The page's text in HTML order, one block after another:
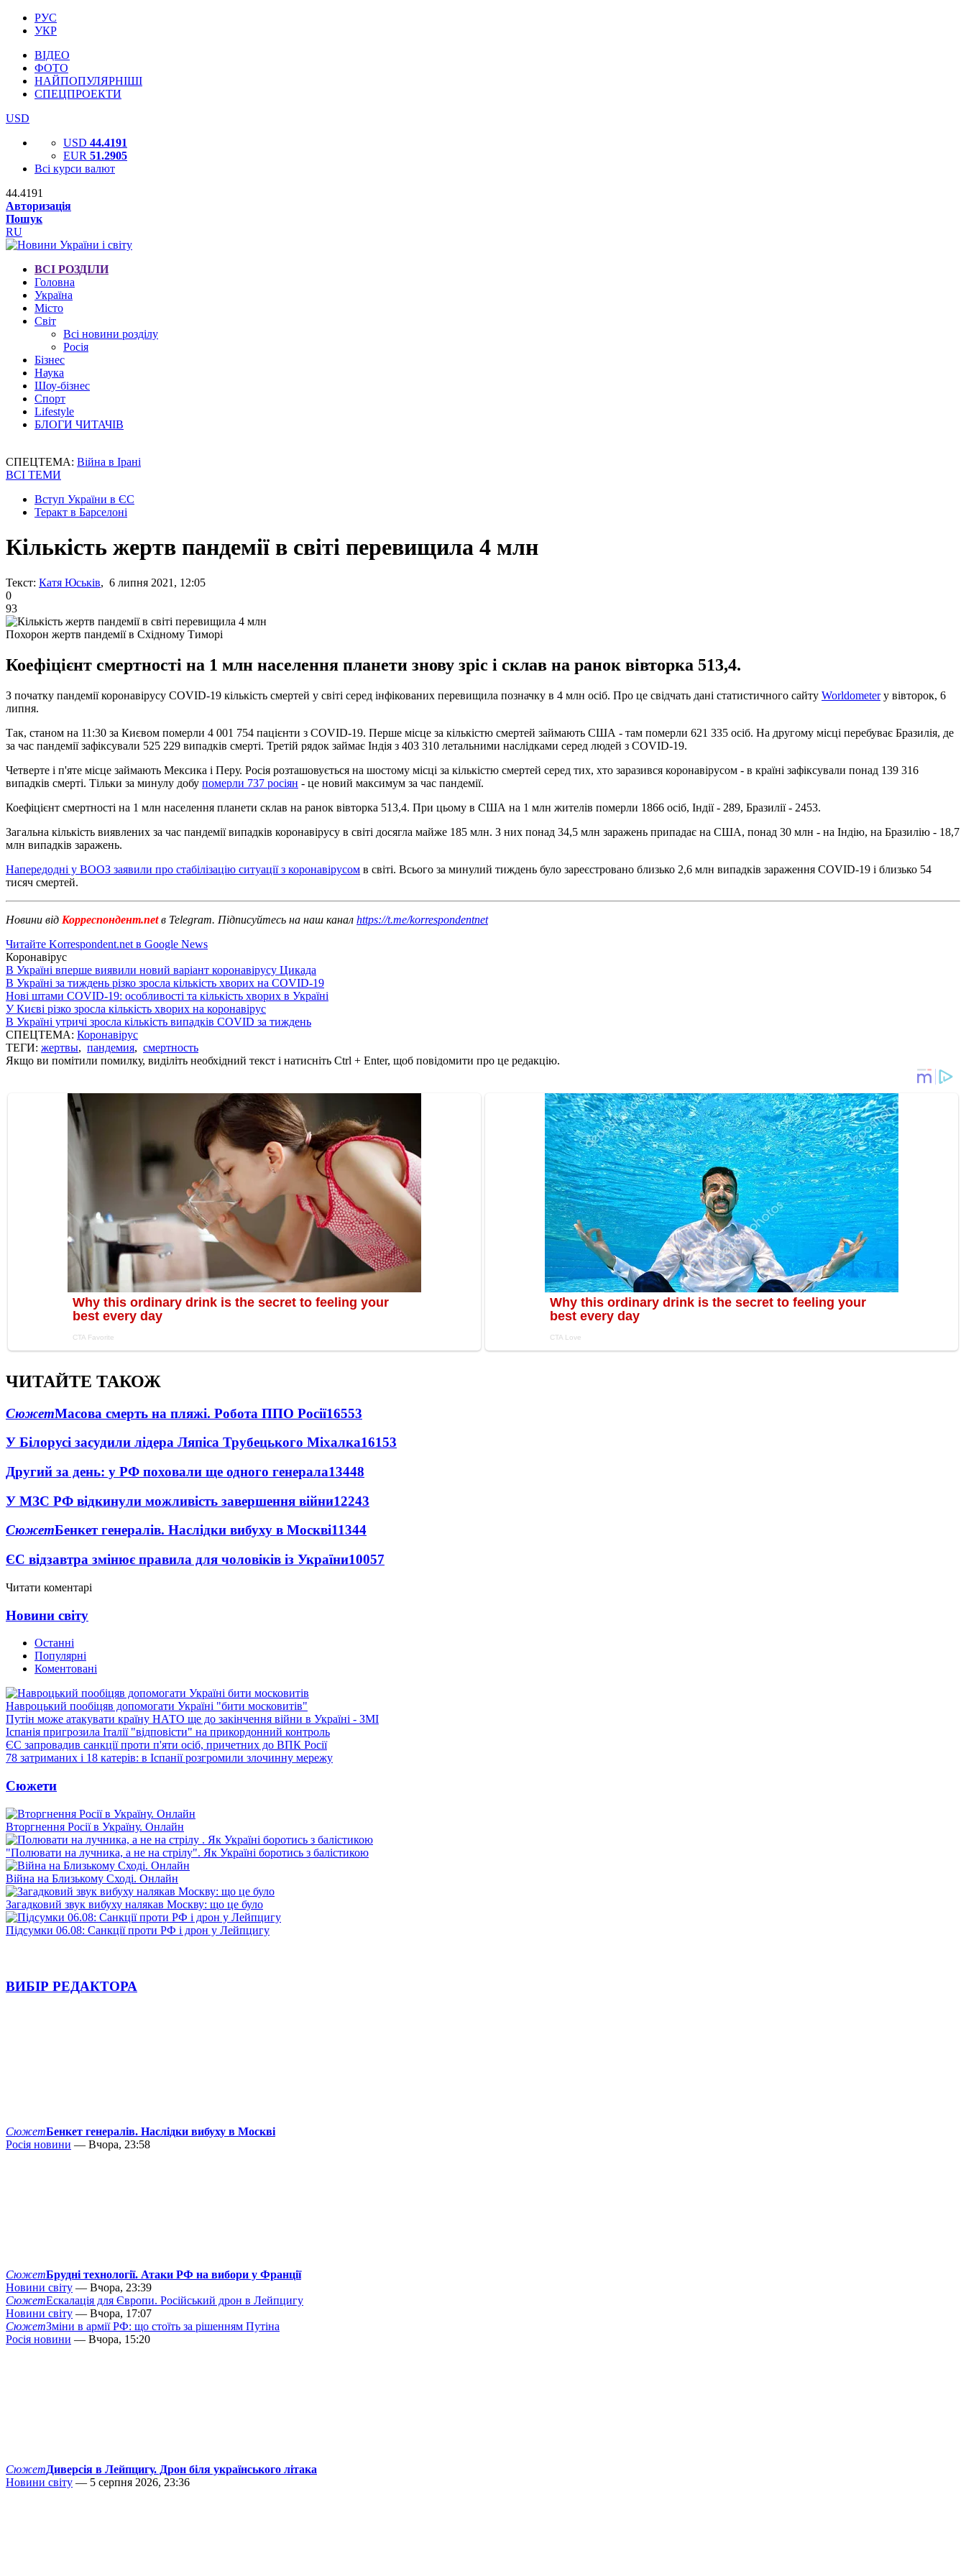
РУС
УКР
ВІДЕО
ФОТО
НАЙПОПУЛЯРНІШІ
СПЕЦПРОЕКТИ
USD
USD 44.4191
EUR 51.2905
Всі курси валют
44.4191
Авторизація
Пошук
RU
ВСІ РОЗДІЛИ
Головна
Україна
Місто
Світ
Всі новини розділу
Росія
Бізнес
Наука
Шоу-бізнес
Спорт
Lifestyle
БЛОГИ ЧИТАЧІВ
СПЕЦТЕМА: Війна в Ірані
ВСІ ТЕМИ
Вступ України в ЄС
Теракт в Барселоні
Кількість жертв пандемії в світі перевищила 4 млн
Текст: Катя Юськів, 6 липня 2021, 12:05
0
93
Похорон жертв пандемії в Східному Тиморі
Коефіцієнт смертності на 1 млн населення планети знову зріс і склав на ранок вівторка 513,4.
З початку пандемії коронавірусу COVID-19 кількість смертей у світі серед інфікованих перевищила позначку в 4 млн осіб. Про це свідчать дані статистичного сайту Worldometerу вівторок, 6
липня.
Так, станом на 11:30 за Києвом померли 4 001 754 пацієнти з COVID-19. Перше місце за кількістю смертей займають США - там померли 621 335 осіб. На другому місці перебуває Бразилія, де
за час пандемії зафіксували 525 229 випадків смерті. Третій рядок займає Індія з 403 310 летальними наслідками серед людей з COVID-19.
Четверте і п'яте місце займають Мексика і Перу. Росія розташовується на шостому місці за кількістю смертей серед тих, хто заразився коронавірусом - в країні зафіксували понад 139 316
випадків смерті. Тільки за минулу добу померли 737 росіян - це новий максимум за час пандемії.
Коефіцієнт смертності на 1 млн населення планети склав на ранок вівторка 513,4. При цьому в США на 1 млн жителів померли 1866 осіб, Індії - 289, Бразилії - 2453.
Загальна кількість виявлених за час пандемії випадків коронавірусу в світі досягла майже 185 млн. З них понад 34,5 млн заражень припадає на США, понад 30 млн - на Індію, на Бразилію - 18,7
млн ​​випадків заражень.
Напередодні у ВООЗ заявили про стабілізацію ситуації з коронавірусом в світі. Всього за минулий тиждень було зареєстровано близько 2,6 млн випадків зараження COVID-19 і близько 54
тисяч смертей.
Новини від Корреспондент.netв Telegram. Підписуйтесь на наш канал https://t.me/korrespondentnet
Читайте Korrespondent.net в Google News
Коронавірус
В Україні вперше виявили новий варіант коронавірусу Цикада
В Україні за тиждень різко зросла кількість хворих на COVID-19
Нові штами COVID-19: особливості та кількість хворих в Україні
У Києві різко зросла кількість хворих на коронавірус
В Україні утричі зросла кількість випадків COVID за тиждень
СПЕЦТЕМА: Коронавірус
ТЕГИ: жертвы, пандемия, смертность
Якщо ви помітили помилку, виділіть необхідний текст і натисніть Ctrl + Enter, щоб повідомити про це редакцію.
ЧИТАЙТЕ ТАКОЖ
СюжетМасова смерть на пляжі. Робота ППО Росії16553
У Білорусі засудили лідера Ляпіса Трубецького Міхалка16153
Другий за день: у РФ поховали ще одного генерала13448
У МЗС РФ відкинули можливість завершення війни12243
СюжетБенкет генералів. Наслідки вибуху в Москві11344
ЄС відзавтра змінює правила для чоловіків із України10057
Читати коментарі
Новини світу
Останні
Популярні
Коментовані
Навроцький пообіцяв допомогати Україні "бити московитів"
Путін може атакувати країну НАТО ще до закінчення війни в Україні - ЗМІ
Іспанія пригрозила Італії "відповісти" на прикордонний контроль
ЄС запровадив санкції проти п'яти осіб, причетних до ВПК Росії
78 затриманих і 18 катерів: в Іспанії розгромили злочинну мережу
Сюжети
Вторгнення Росії в Україну. Онлайн
"Полювати на лучника, а не на стрілу". Як Україні боротись з балістикою
Війна на Близькому Сході. Онлайн
Загадковий звук вибуху налякав Москву: що це було
Підсумки 06.08: Санкції проти РФ і дрон у Лейпцигу
ВИБІР РЕДАКТОРА
СюжетБенкет генералів. Наслідки вибуху в Москві
Росія новини — Вчора, 23:58
СюжетБрудні технології. Атаки РФ на вибори у Франції
Новини світу — Вчора, 23:39
СюжетЕскалація для Європи. Російський дрон в Лейпцигу
Новини світу — Вчора, 17:07
СюжетЗміни в армії РФ: що стоїть за рішенням Путіна
Росія новини — Вчора, 15:20
СюжетДиверсія в Лейпцигу. Дрон біля українського літака
Новини світу — 5 серпня 2026, 23:36